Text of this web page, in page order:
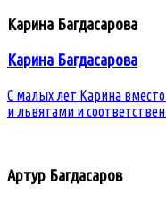
Карина Багдасарова
Карина Багдасарова
С малых лет Карина
и львятами и
Артур Багдасаров